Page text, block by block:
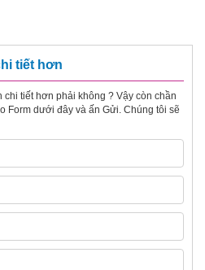
tiết hơn
chi tiết hơn phải không ? Vậy còn chần
Form dưới đây và ấn Gửi. Chúng tôi sẽ